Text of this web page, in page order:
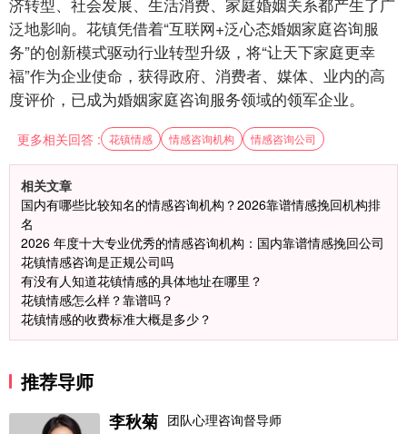
泛地影响。花镇凭借着“互联网+泛心态婚姻家庭咨询服
务”的创新模式驱动行业转型升级，将“让天下家庭更幸
福”作为企业使命，获得政府、消费者、媒体、业内的高
度评价，已成为婚姻家庭咨询服务领域的领军企业。
更多相关回答 : 花镇情感 情感咨询机构 情感咨询公司
相关文章
国内有哪些比较知名的情感咨询机构？2026靠谱情感挽回机构排
名
2026 年度十大专业优秀的情感咨询机构：国内靠谱情感挽回公司
花镇情感咨询是正规公司吗
有没有人知道花镇情感的具体地址在哪里？
花镇情感怎么样？靠谱吗？
花镇情感的收费标准大概是多少？
推荐导师
李秋菊 团队心理咨询督导师